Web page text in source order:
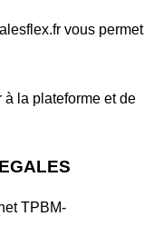
vous permet
la plateforme et de
TPBM-